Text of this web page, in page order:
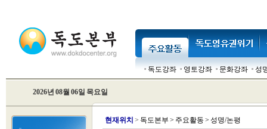
독도강좌 영토강좌 문화강좌 성
2026년 08월 06일 목요일
현재위치 > 독도본부 > 주요활동 > 성명/논평